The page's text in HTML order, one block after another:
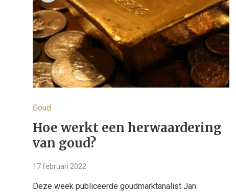
Goud
Hoe werkt een herwaardering
van goud?
17 februari 2022
Deze week publiceerde goudmarktanalist Jan